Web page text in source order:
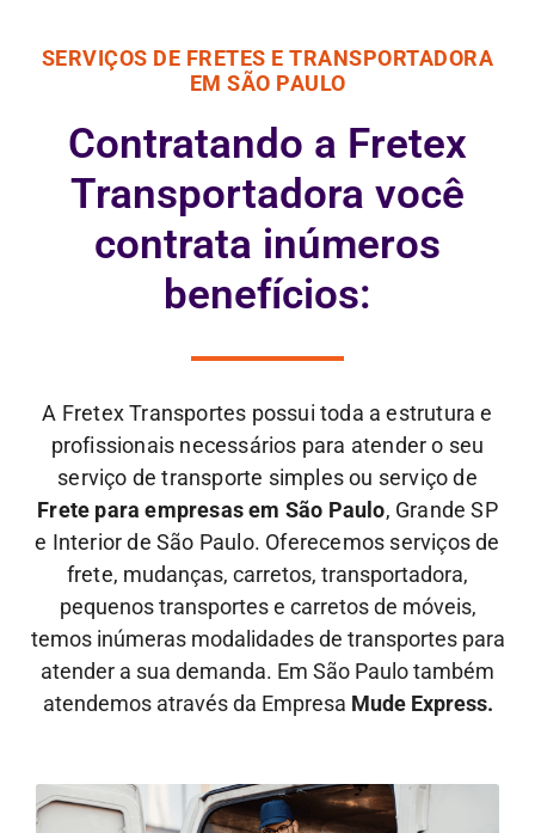
SERVIÇOS DE FRETES E TRANSPORTADORA
EM SÃO PAULO
Contratando a Fretex
Transportadora você
contrata inúmeros
benefícios:
A Fretex Transportes possui toda a estrutura e
profissionais necessários para atender o seu
serviço de transporte simples ou serviço de
Frete para empresas em São Paulo, Grande SP
e Interior de São Paulo. Oferecemos serviços de
frete, mudanças, carretos, transportadora,
pequenos transportes e carretos de móveis,
temos inúmeras modalidades de transportes para
atender a sua demanda. Em São Paulo também
atendemos através da Empresa Mude Express.